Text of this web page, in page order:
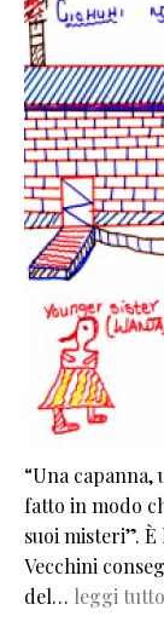
“Una
fatto in modo
suoi misteri”.
Vecchini
del… leggi tutto